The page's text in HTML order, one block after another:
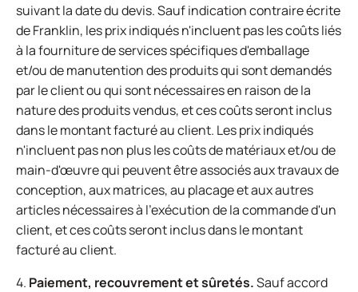
suivant la date du devis. Sauf indication contraire écrite
de Franklin, les prix indiqués n'incluent pas les coûts liés
à la fourniture de services spécifiques d'emballage
et/ou de manutention des produits qui sont demandés
par le client ou qui sont nécessaires en raison de la
nature des produits vendus, et ces coûts seront inclus
dans le montant facturé au client. Les prix indiqués
n'incluent pas non plus les coûts de matériaux et/ou de
main-d'œuvre qui peuvent être associés aux travaux de
conception, aux matrices, au placage et aux autres
articles nécessaires à l'exécution de la commande d'un
client, et ces coûts seront inclus dans le montant
facturé au client.
4. Paiement, recouvrement et sûretés.Sauf accord